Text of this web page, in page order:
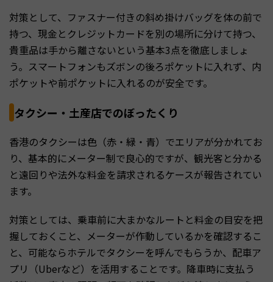
対策として、ファスナー付きの斜め掛けバッグを体の前で
持つ、現金とクレジットカードを別の場所に分けて持つ、
貴重品は手から離さないという基本3点を徹底しましょ
う。スマートフォンもズボンの後ろポケットに入れず、内
ポケットや前ポケットに入れるのが安全です。
タクシー・土産店でのぼったくり
香港のタクシーは色（赤・緑・青）でエリアが分かれてお
り、基本的にメーター制で良心的ですが、観光客と分かる
と遠回りや法外な料金を請求されるケースが報告されてい
ます。
対策としては、乗車前に大まかなルートと料金の目安を把
握しておくこと、メーターが作動しているかを確認するこ
と、可能ならホテルでタクシーを呼んでもらうか、配車ア
プリ（Uberなど）を活用することです。降車時に支払う